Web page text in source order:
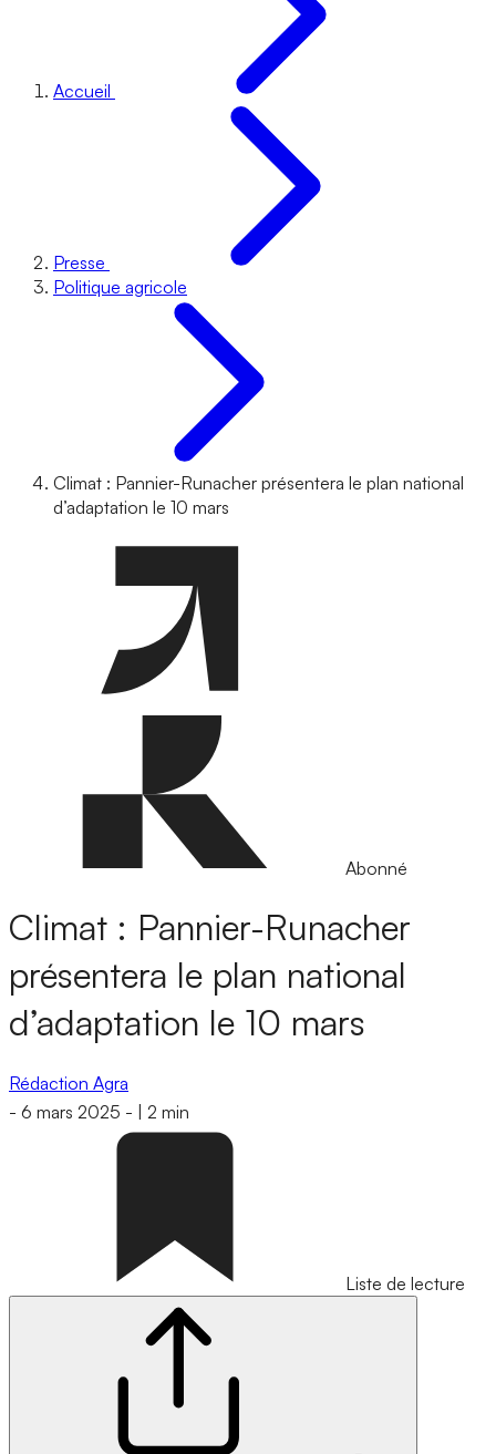
Accueil
Presse
Politique agricole
Climat : Pannier-Runacher présentera le plan national
d’adaptation le 10 mars
Abonné
Climat : Pannier-Runacher
présentera le plan national
d’adaptation le 10 mars
Rédaction Agra
- 6 mars 2025 - 2 min
Liste de lecture